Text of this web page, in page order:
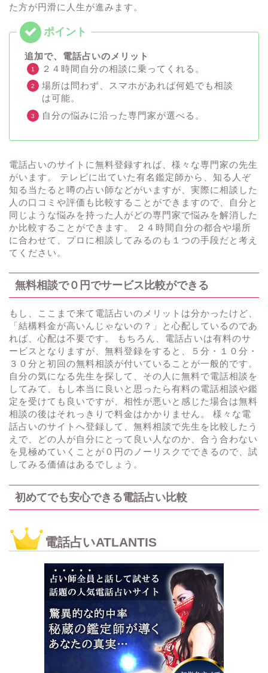
た方が円滑に人生が進みます。
追加で、電話占いのメリット
２４時間自分の相談に乗ってくれる。
場所は問わず、スマホがあれば何処でも相談
は可能。
自分の悩みに沿った専門家が選べる。
電話占いのサイトに無料登録すれば、様々な専門家の先生
がいます。 テレビに出ていた有名鑑定師から、知る人ぞ
知る当たると噂の占い師などがいますが、実際に相談した
人の口コミや評価も比較することができますので、自分と
同じような悩みを持った人がどの専門家で悩みを解消した
か比較することができます。 ２４時間自分の都合や場所
に合わせて、プロに相談してみるのも１つの手段だと考え
てください。
無料相談で０円でサービス比較ができる
もし、ここまで来て電話占いのメリットは分かったけど、
「結構料金が高いんじゃないの？」と心配しているのであ
れば、心配は不要です。 もちろん、電話占いは有料のサ
ービスとなりますが、無料登録をすると、５分・１０分・
３０分と初回の無料相談が付いていることが一般的です。
自分の気になる先生を探して、その人に無料で電話相談を
してみて、もし本当に良いと思ったら有料の電話相談や鑑
定を受けても良いですが、相性が悪いと感じた場合は無料
相談の後はそれっきりで料金はかかりません。 様々な電
話占いのサイトへ登録して、無料相談で先生を比較したう
えで、どの人が自分にとって良い人なのか、合う合わない
を見極めていくことが０円のノーリスクでできるので、試
してみる価値はあるでしょう。
初めてでも安心できる電話占い比較
電話占いATLANTIS